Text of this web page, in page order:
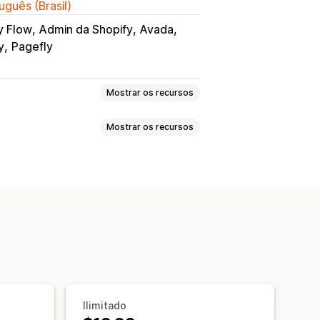
(Brasil)
Flow Admin da Shopify Avada
Pagefly
Mostrar os recursos
Mostrar os recursos
Ilimitado